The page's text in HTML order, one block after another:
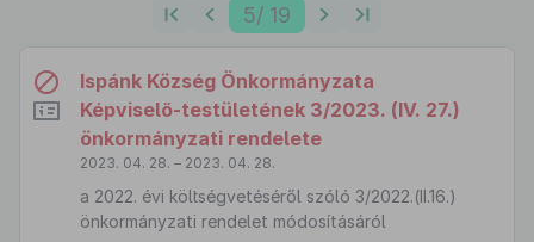
5/ 19
Ispánk Község Önkormányzata
Képviselő-testületének 3/2023. (IV. 27.)
önkormányzati rendelete
2023. 04. 28. – 2023. 04. 28.
a 2022. évi költségvetéséről szóló 3/2022.(II.16.)
önkormányzati rendelet módosításáról